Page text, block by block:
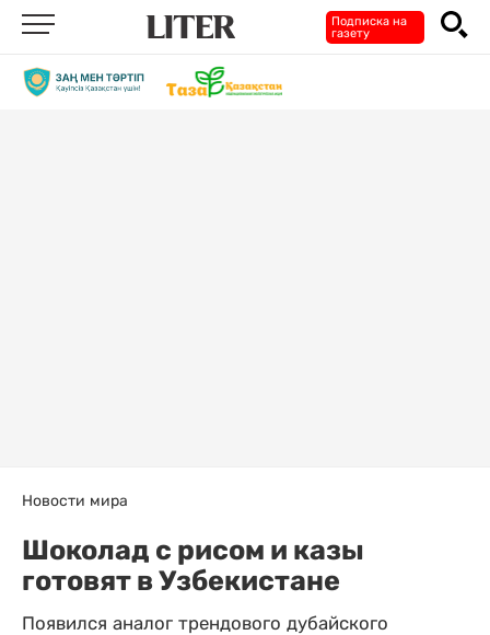
Подписка на
газету
Новости мира
Шоколад с рисом и казы
готовят в Узбекистане
Появился аналог трендового дубайского